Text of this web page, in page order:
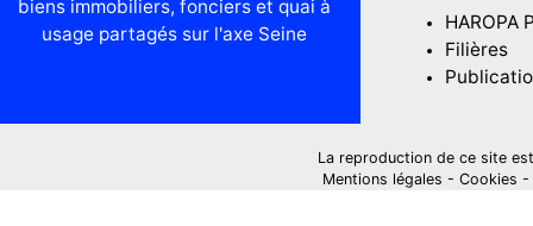
biens immobiliers, fonciers et quai à
usage partagés sur l'axe Seine
HAROPA
Filières
La reproduction de ce site
Mentions légales - Cookies -